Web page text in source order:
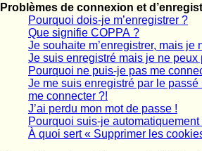
Problèmes de connexion et
Pourquoi dois-je m’enregistrer ?
Que signifie COPPA ?
Je souhaite m’enregistrer, mais je
Je suis enregistré mais je ne peux
Pourquoi ne puis-je pas me
Je me suis enregistré par le
me connecter ?!
J’ai perdu mon mot de passe !
Pourquoi suis-je
À quoi sert « Supprimer les